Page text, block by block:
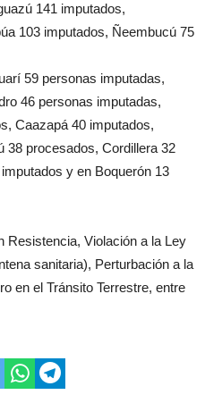
141 imputados,
103 imputados, Ñeembucú 75
59 personas imputadas,
46 personas imputadas,
Caazapá 40 imputados,
38 procesados, Cordillera 32
y en Boquerón 13
Resistencia, Violación a la Ley
sanitaria), Perturbación a la
en el Tránsito Terrestre, entre